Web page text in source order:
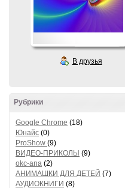
В друзья
Рубрики
Google Chrome (18)
Юнайс (0)
ProShow (9)
ВИДЕО-ПРИКОЛЫ (9)
okc-ana (2)
АНИМАШКИ ДЛЯ ДЕТЕЙ (7)
АУДИОКНИГИ (8)